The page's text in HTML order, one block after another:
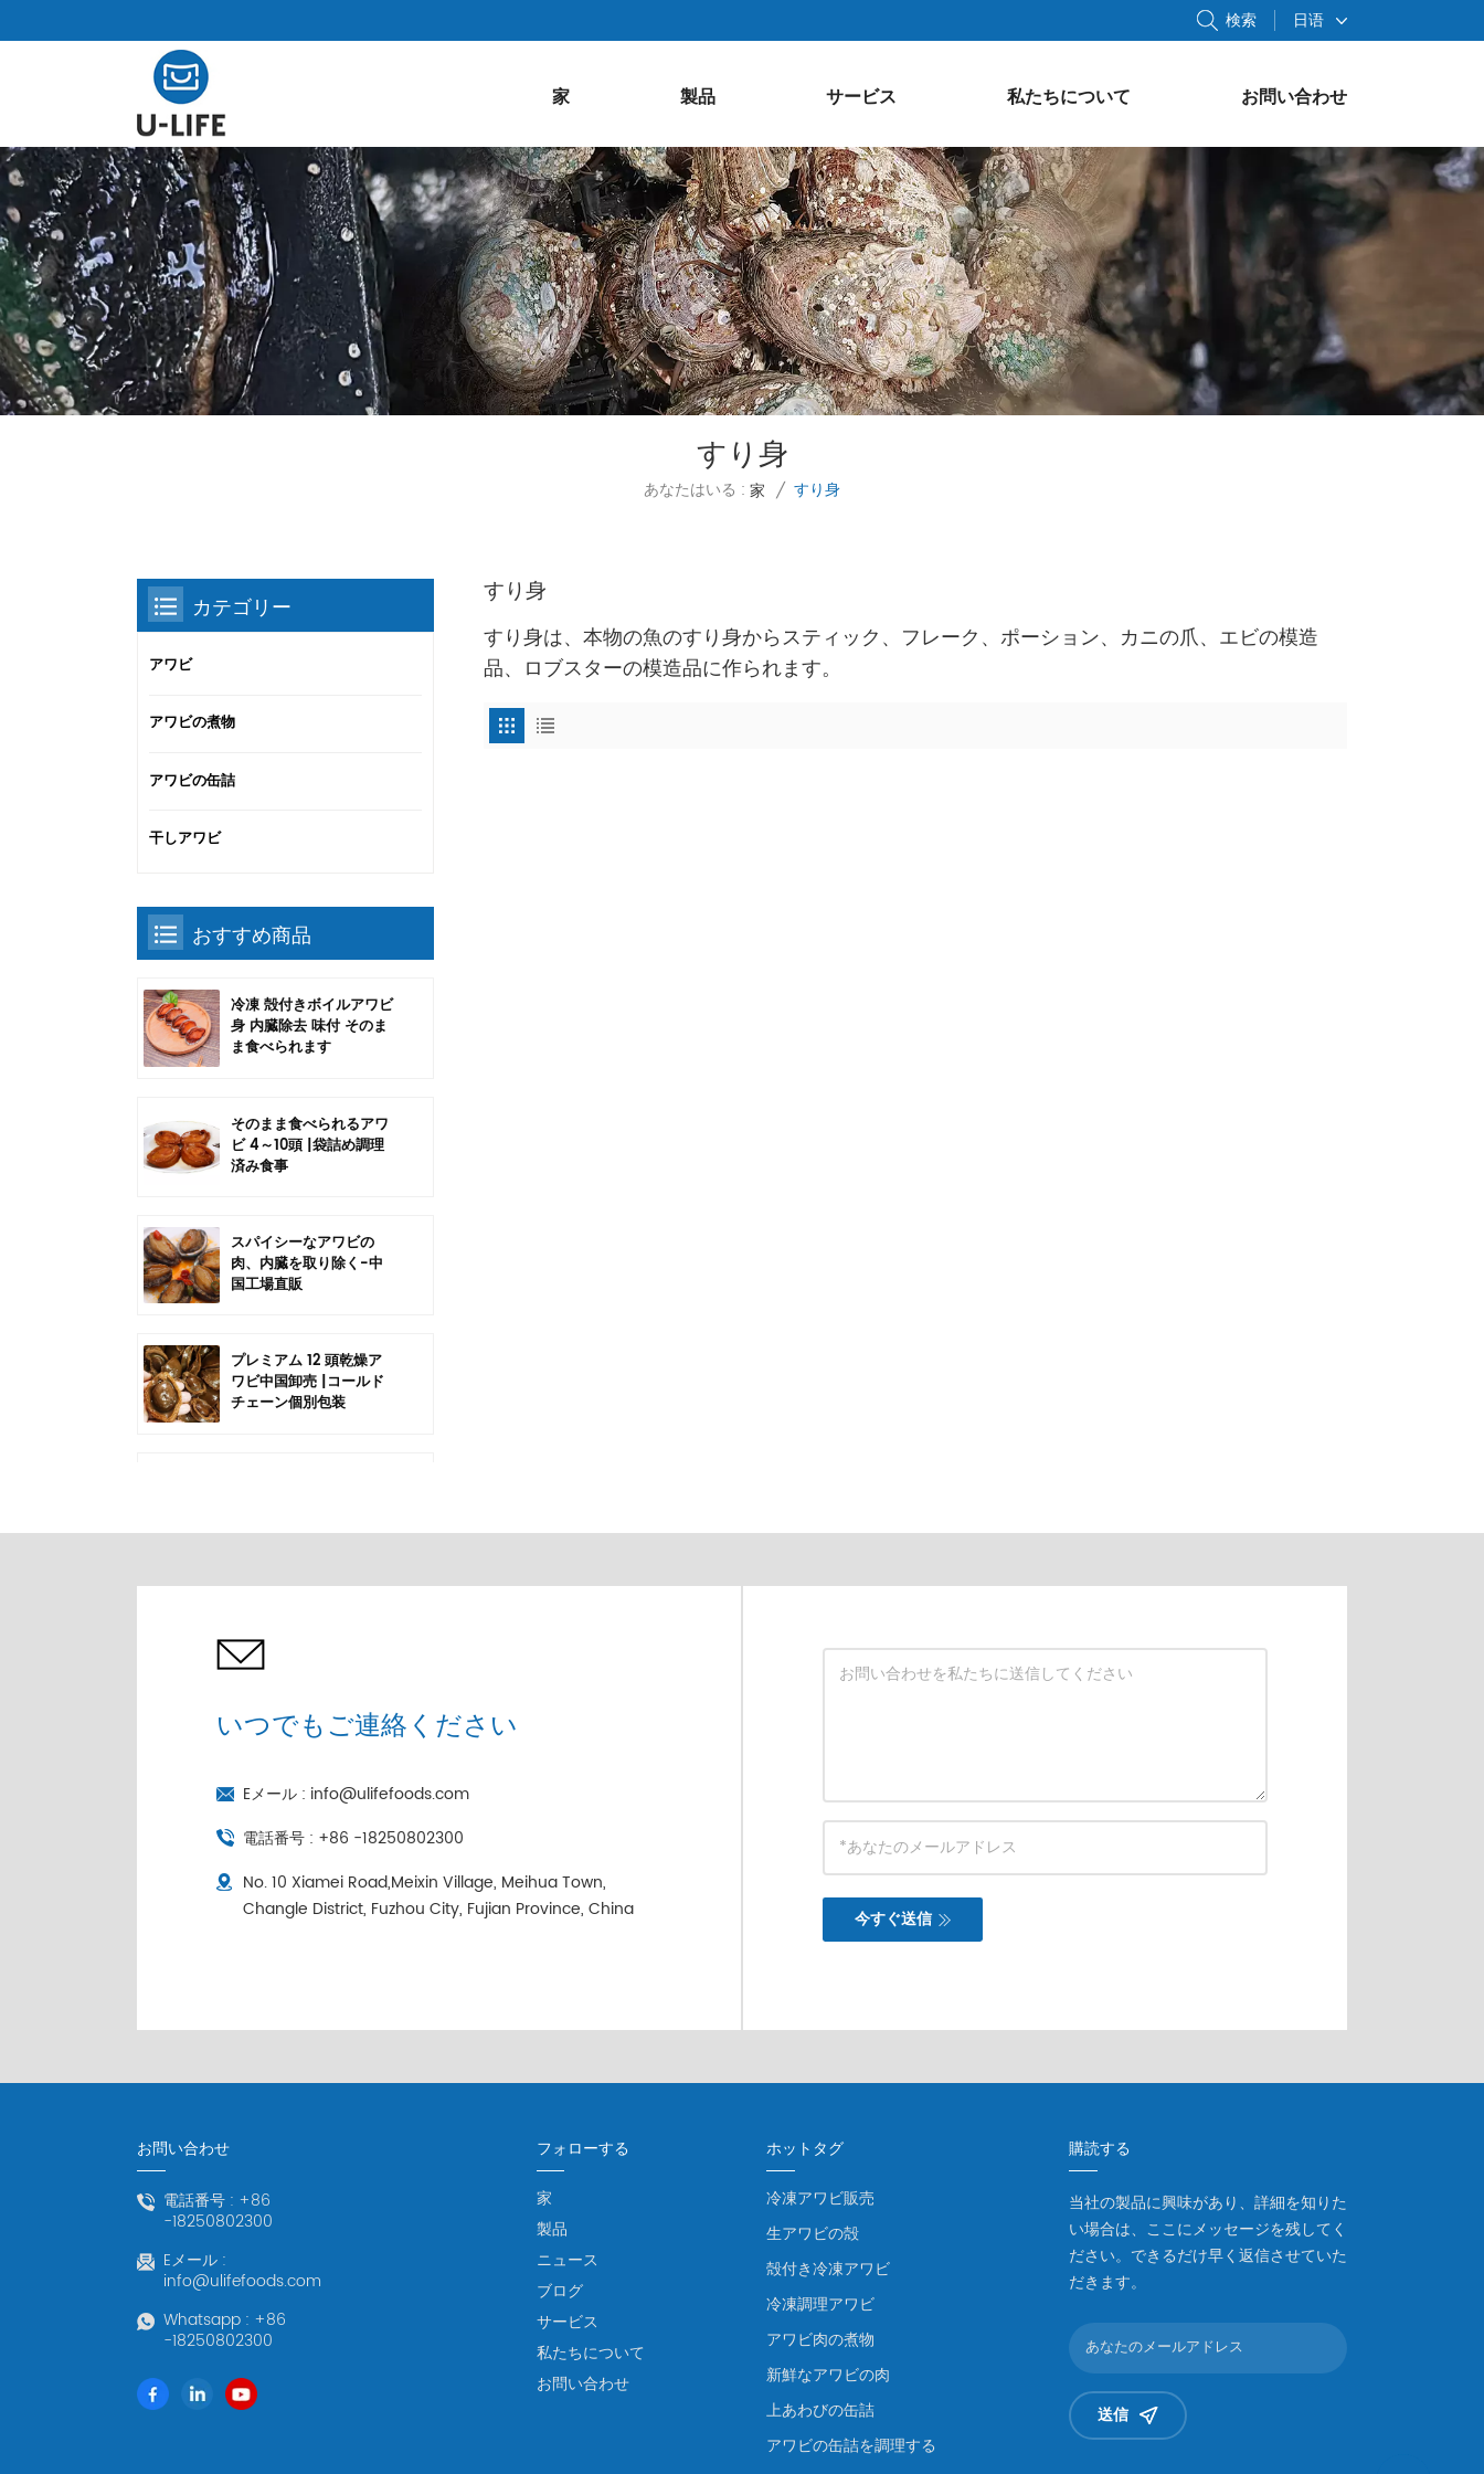
日语
検索
家 製品 サービス 私たちについて お問い合わせ
すり身
あなたはいる : 家 / すり身
すり身
すり身は、本物の魚のすり身からスティック、フレーク、ポーション、カニの爪、エビの模造
品、ロブスターの模造品に作られます。
カテゴリー
アワビ
アワビの煮物
アワビの缶詰
干しアワビ
おすすめ商品
冷凍 殻付きボイルアワビ
身 内臓除去 味付 そのま
ま食べられます
そのまま食べられるアワ
ビ 4～10頭 |袋詰め調理
済み食事
スパイシーなアワビの
肉、内臓を取り除く-中
国工場直販
プレミアム 12 頭乾燥ア
ワビ中国卸売 |コールド
チェーン個別包装
いつでもご連絡ください
Eメール : info@ulifefoods.com
電話番号 : +86 -18250802300
No. 10 Xiamei Road,Meixin Village, Meihua Town,
Changle District, Fuzhou City, Fujian Province, China
今すぐ送信
お問い合わせ
電話番号 : +86
-18250802300
Eメール :
info@ulifefoods.com
Whatsapp : +86
-18250802300
フォローする
家
製品
ニュース
ブログ
サービス
私たちについて
お問い合わせ
ホットタグ
冷凍アワビ販売
生アワビの殻
殻付き冷凍アワビ
冷凍調理アワビ
アワビ肉の煮物
新鮮なアワビの肉
上あわびの缶詰
アワビの缶詰を調理する
購読する
当社の製品に興味があり、詳細を知りた
い場合は、ここにメッセージを残してく
ださい。できるだけ早く返信させていた
だきます。
送信